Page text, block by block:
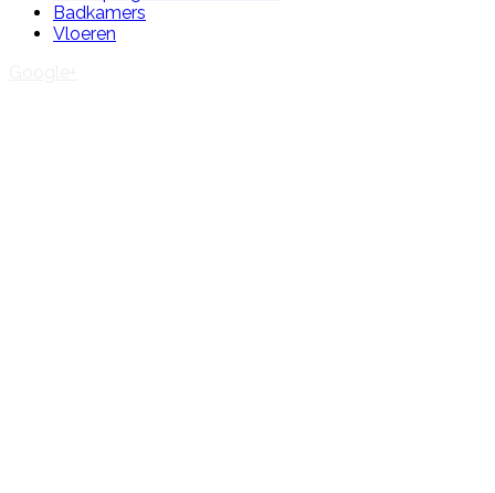
Badkamers
Vloeren